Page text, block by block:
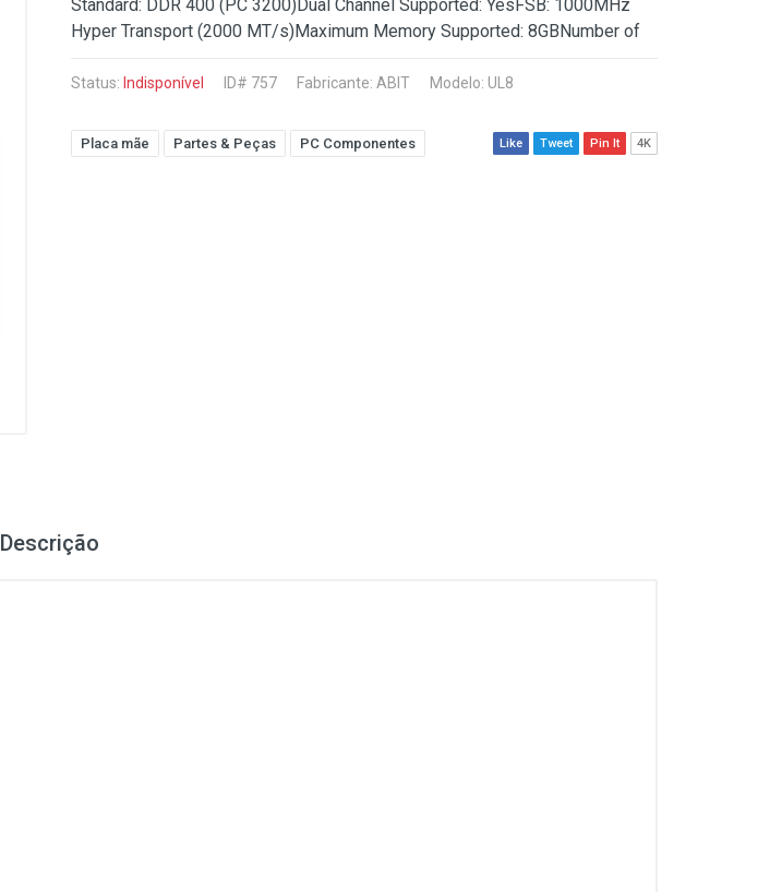
Standard: DDR 400 (PC 3200)Dual Channel Supported: YesFSB: 1000MHz
Hyper Transport (2000 MT/s)Maximum Memory Supported: 8GBNumber of
Status: Indisponível ID# 757 Fabricante: ABIT Modelo: UL8
Placa mãe Partes & Peças PC Componentes Like Tweet Pin It 4K
Descrição